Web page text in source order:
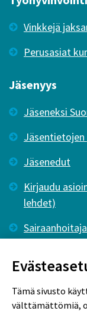
Vinkkejä
Perusasiat
Jäsenyys
Jäseneksi
Jäsentietojen
Jäsenedut
Kirjaudu
lehdet)
Tämä sivusto
välttämättömiä,